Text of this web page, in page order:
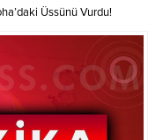
Üssünü Vurdu!